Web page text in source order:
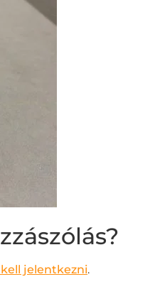
jelentkezni.